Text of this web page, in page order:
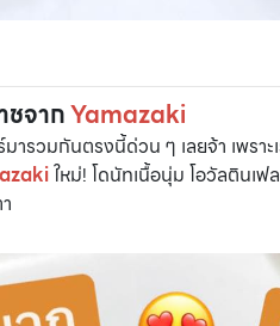
ชจากYamazaki
รวมกันตรงนี้ด่วน ๆ เลยจ้า เพรา
ใหม่! โดนัทเนื้อนุ่ม โอวัลตินเฟ